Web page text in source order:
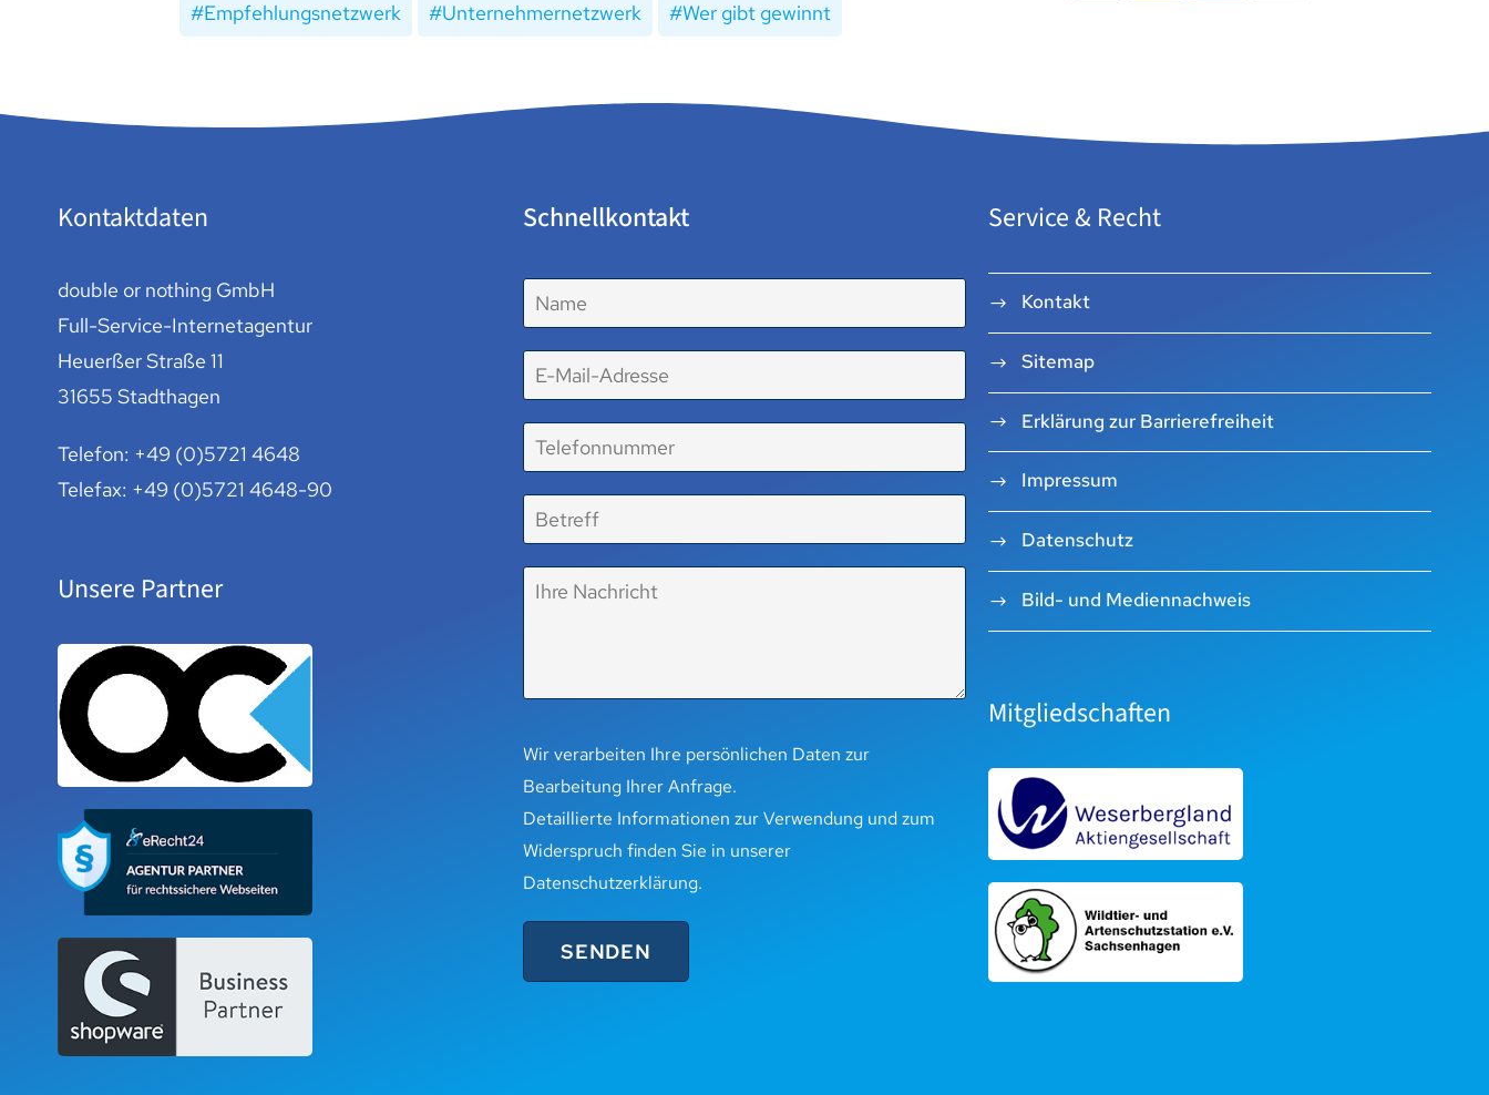
Empfehlungsnetzwerk Unternehmernetzwerk Wer gibt gewinnt
Kontaktdaten
double or nothing GmbH
Full-Service-Internetagentur
Heuerßer Straße 11
31655 Stadthagen
Telefon: +49 (0)5721 4648
Telefax: +49 (0)5721 4648-90
Unsere Partner
Schnellkontakt
Wir verarbeiten Ihre persönlichen Daten zur
Bearbeitung Ihrer Anfrage.
Detaillierte Informationen zur Verwendung und zum
Widerspruch finden Sie in unserer
Datenschutzerklärung.
Service & Recht
Kontakt
Sitemap
Erklärung zur Barrierefreiheit
Impressum
Datenschutz
Bild- und Mediennachweis
Mitgliedschaften